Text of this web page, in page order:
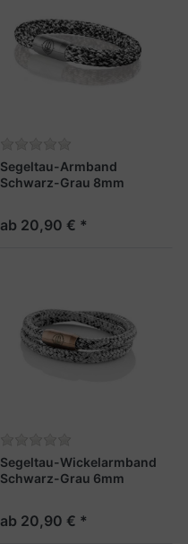
Segeltau-Armband
Schwarz-Grau 8mm
ab 20,90 € *
Segeltau-Wickelarmband
Schwarz-Grau 6mm
ab 20,90 € *